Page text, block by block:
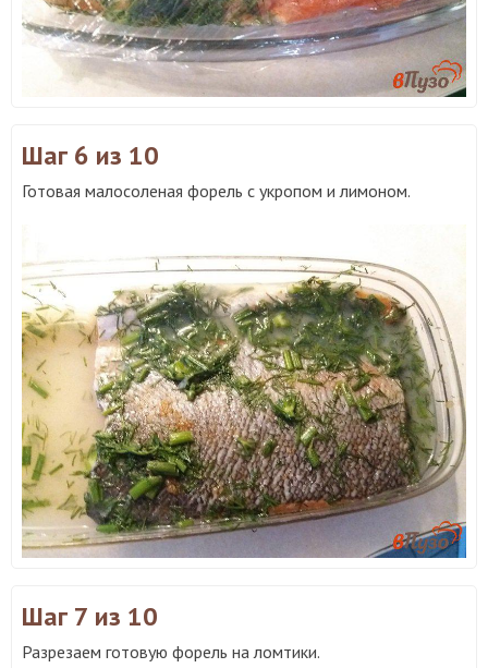
Шаг 6 из 10
Готовая малосоленая форель с укропом и лимоном.
Шаг 7 из 10
Разрезаем готовую форель на ломтики.